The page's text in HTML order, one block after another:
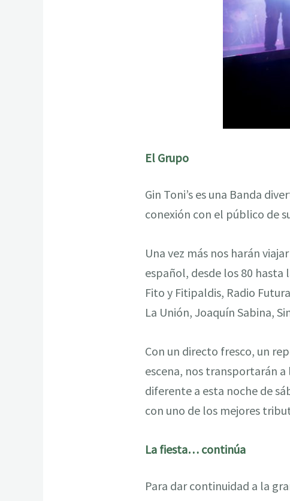
El Grupo
Gin Toni’s es una Banda
conexión con el público de
Una vez más nos harán
español, desde los 80 hasta
Fito y Fitipaldis, Radio
La Unión, Joaquín Sabina,
Con un directo fresco, un
escena, nos transportarán a
diferente a esta noche de
con uno de los mejores
La fiesta… continúa
Para dar continuidad a la